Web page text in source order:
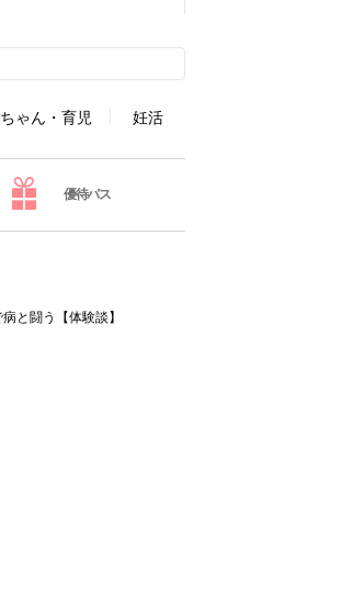
ゃん・育児 妊活
優待パス
と闘う【体験談】